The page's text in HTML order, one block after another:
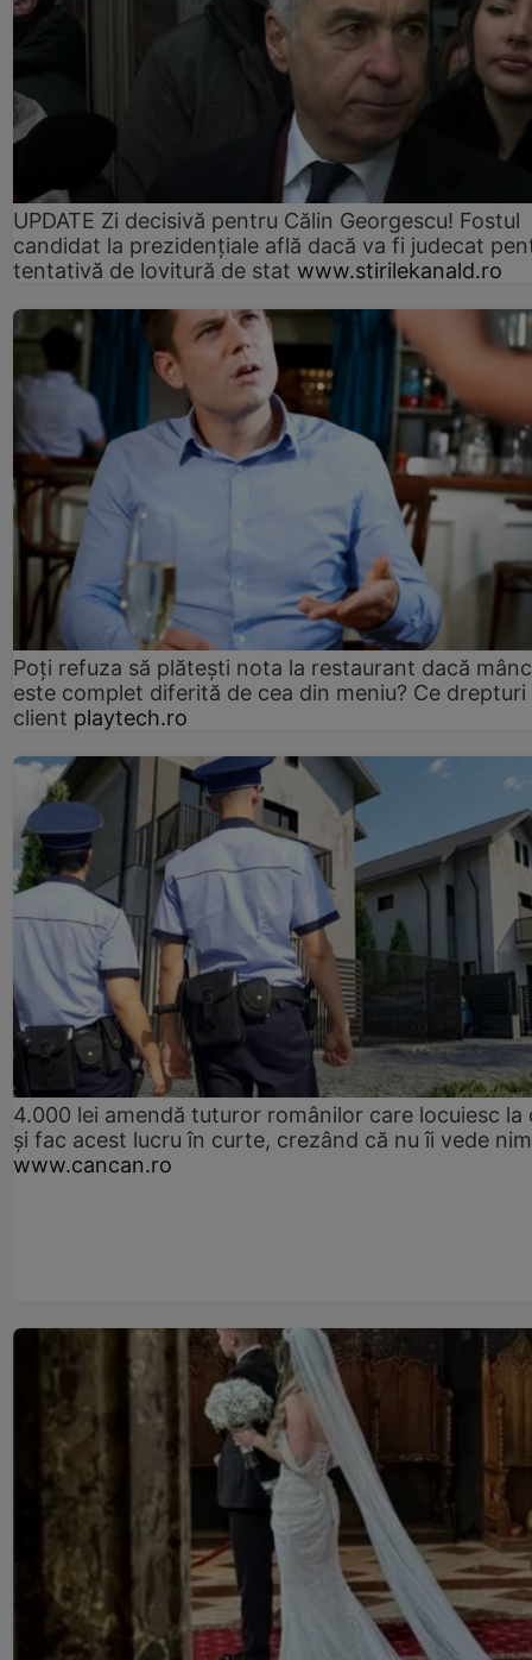
UPDATE Zi decisivă pentru Călin Georgescu! Fostul
candidat la prezidențiale află dacă va fi judecat
tentativă de lovitură de stat www.stirilekanald.ro
Poți refuza să plătești nota la restaurant dacă
este complet diferită de cea din meniu? Ce drepturi
client playtech.ro
4.000 lei amendă tuturor românilor care locuiesc la
și fac acest lucru în curte, crezând că nu îi vede
www.cancan.ro